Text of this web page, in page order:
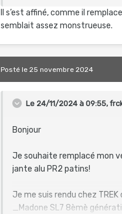
Il s’est affiné, comme il
semblait assez monstrueuse.
Postéle 25 novembre 2024
Le 24/11/2024 à 09:55,
Bonjour
Je souhaite remplacé mon
jante alu PR2 patins!
Je me suis rendu chez
_Madone SL7 8èmè